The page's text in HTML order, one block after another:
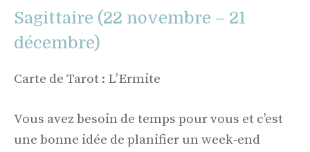
Sagittaire (22 novembre – 21
décembre)
Carte de Tarot : L’Ermite
Vous avez besoin de temps pour vous et c’est
une bonne idée de planifier un week-end